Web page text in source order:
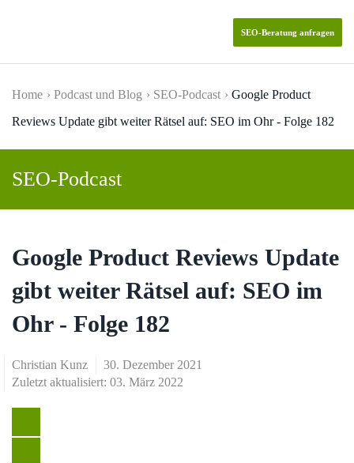
SEO-Beratung anfragen
Home Podcast und Blog SEO-Podcast
Google Product
Reviews Update gibt weiter Rätsel auf: SEO im Ohr - Folge 182
SEO-Podcast
Google Product Reviews Update
gibt weiter Rätsel auf: SEO im
Ohr - Folge 182
Christian Kunz
30. Dezember 2021
Zuletzt aktualisiert: 03. März 2022